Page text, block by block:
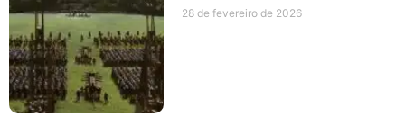
28 de fevereiro de 2026